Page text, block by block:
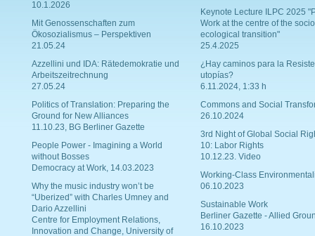
10.1.2026
Mit Genossenschaften zum
Ökosozialismus – Perspektiven
21.05.24
Azzellini und IDA: Rätedemokratie und
Arbeitszeitrechnung
27.05.24
Politics of Translation: Preparing the
Ground for New Alliances
11.10.23, BG Berliner Gazette
People Power - Imagining a World
without Bosses
Democracy at Work, 14.03.2023
Why the music industry won’t be
“Uberized” with Charles Umney and
Dario Azzellini
Centre for Employment Relations,
Innovation and Change, University of
Keynote Lecture ILPC 2025
Work at the centre of the
ecological transition"
25.4.2025
¿Hay caminos para la
utopías?
6.11.2024, 1:33 h
Commons and Social
26.10.2024
3rd Night of Global Social
10: Labor Rights
10.12.23. Video
Working-Class
06.10.2023
Sustainable Work
Berliner Gazette - Allied
16.10.2023